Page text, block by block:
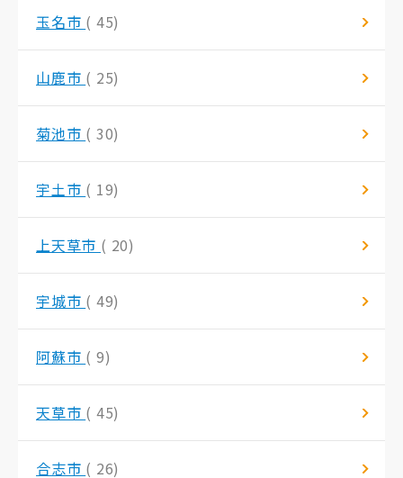
玉名市 ( 45)
山鹿市 ( 25)
菊池市 ( 30)
宇土市 ( 19)
上天草市 ( 20)
宇城市 ( 49)
阿蘇市 ( 9)
天草市 ( 45)
合志市 ( 26)